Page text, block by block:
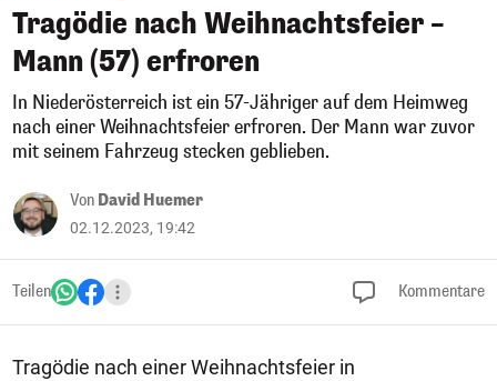
Tragödie nach Weihnachtsfeier –
Mann (57) erfroren
In Niederösterreich ist ein 57-Jähriger auf dem Heimweg
nach einer Weihnachtsfeier erfroren. Der Mann war zuvor
mit seinem Fahrzeug stecken geblieben.
Von David Huemer
02.12.2023, 19:42
Teilen Kommentare
Tragödie nach einer Weihnachtsfeier in